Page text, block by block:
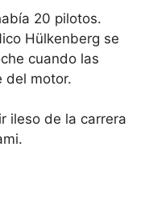
20 pilotos.
Hülkenberg se
cuando las
del motor.
ileso de la carrera